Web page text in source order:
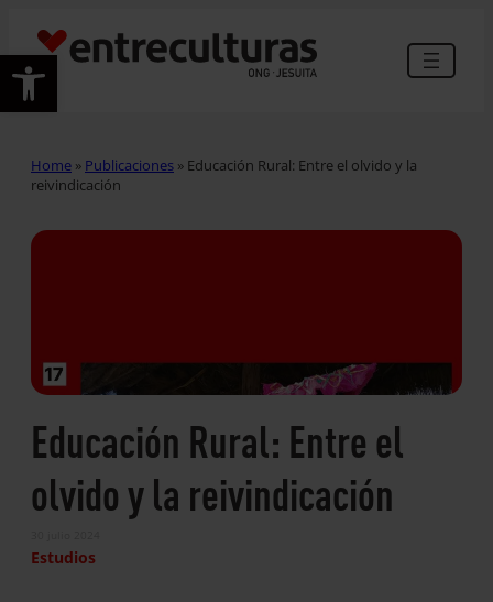
Abrir barra de herramientas
Home » Publicaciones » Educación Rural: Entre el olvido y la
reivindicación
Educación Rural: Entre el
olvido y la reivindicación
Estudios